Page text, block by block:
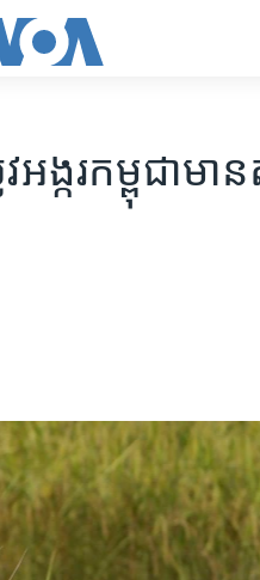
រ​កម្ពុជា​មាន​ត